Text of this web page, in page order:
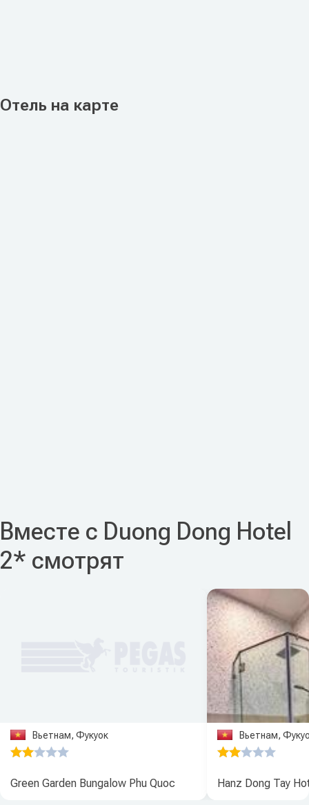
Отель на карте
Вместе с Duong Dong Hotel
2* смотрят
Вьетнам, Фукуок
Green Garden Bungalow Phu Quoc
Вьетнам,
Hanz Dong Tay